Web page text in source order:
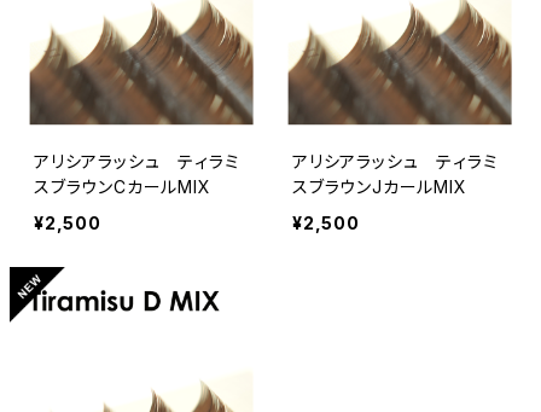
アリシアラッシュ ティラミ
スブラウンCカールMIX
¥2,500
アリシアラッシュ ティラミ
スブラウンJカールMIX
¥2,500